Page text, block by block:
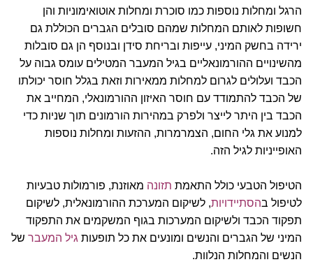
הרגל ומחלות נוספות כמו סוכרת ומחלות אוטואימוניות והן
חשופות לאותם המחלות שמהם סובלים הגברים הכוללת גם
ירידה בחשק המיני, עייפות ובריחת סידן ובנוסף הן גם סובלות
מהשינויים ההורמונאליים בגיל המעבר המטילים עומס גבוה על
הכבד ועלולים לגרום למחלות ממאירות וזאת בגלל חוסר יכולתו
של הכבד להתמודד עם חוסר האיזון ההורמונאלי, המחייב את
הכבד בין היתר לייצר ולפרק במהירות הורמונים תוך שניות כדי
למנוע את גלי החום, הצמרמרות, ההזעות ומחלות נוספות
האופייניות לגיל הזה.
הטיפול הטבעי כולל התאמת תזונה מאוזנת, פורמולות טבעיות
לטיפול בהסתיידויות, לשיקום המערכת ההורמונאלית, לשיקום
תפקוד הכבד ולשיקום המערכות בגוף המשקמים את התפקוד
המיני של הגברים והנשים ומונעים את כל תופעות גיל המעברשל
הנשים והמחלות הנלוות.